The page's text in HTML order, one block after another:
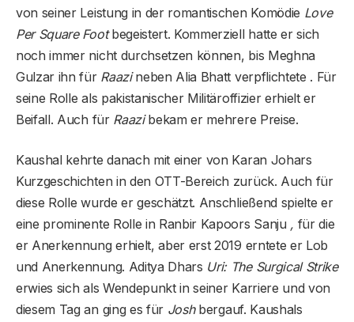
von seiner Leistung in der romantischen Komödie Love
Per Square Footbegeistert. Kommerziell hatte er sich
noch immer nicht durchsetzen können, bis Meghna
Gulzar ihn für Raazineben Alia Bhatt verpflichtete . Für
seine Rolle als pakistanischer Militäroffizier erhielt er
Beifall. Auch für Raazibekam er mehrere Preise.
Kaushal kehrte danach mit einer von Karan Johars
Kurzgeschichten in den OTT-Bereich zurück. Auch für
diese Rolle wurde er geschätzt. Anschließend spielte er
eine prominente Rolle in Ranbir Kapoors Sanju , für die
er Anerkennung erhielt, aber erst 2019 erntete er Lob
und Anerkennung. Aditya Dhars Uri: The Surgical Strike
erwies sich als Wendepunkt in seiner Karriere und von
diesem Tag an ging es für Joshbergauf. Kaushals